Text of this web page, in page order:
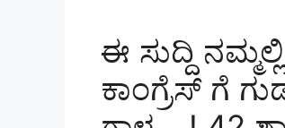
ಈ ಸುದ್ದಿ
ಕಾಂಗ್ರೆಸ್ ಗೆ